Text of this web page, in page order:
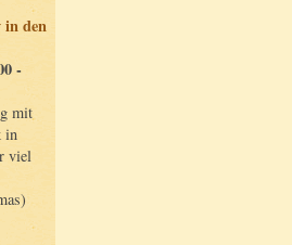
in den
-
mit
in
viel